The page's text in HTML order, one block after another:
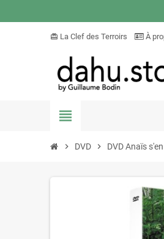
card_giftcard La Clef des Terroirs À
view_headline
chevron_right DVD chevron_right DVD Anaïs